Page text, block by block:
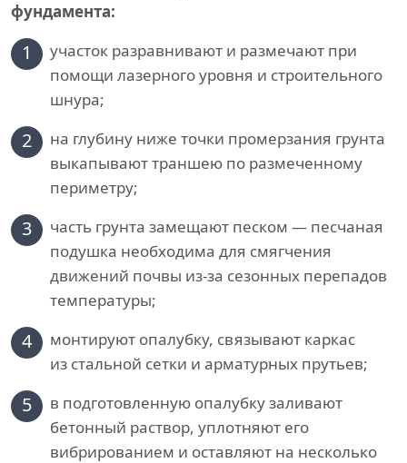
фундамента:
1
участок разравнивают и размечают при
помощи лазерного уровня и строительного
шнура;
2
на глубину ниже точки промерзания грунта
выкапывают траншею по размеченному
периметру;
3
часть грунта замещают песком — песчаная
подушка необходима для смягчения
движений почвы из-за сезонных перепадов
температуры;
4
монтируют опалубку, связывают каркас
из стальной сетки и арматурных прутьев;
5
в подготовленную опалубку заливают
бетонный раствор, уплотняют его
вибрированием и оставляют на несколько